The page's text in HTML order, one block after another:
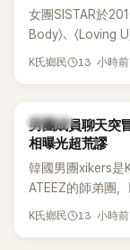
女團SISTAR於
Body〉、〈Loving
獲封「夏日女王
不僅展現兩人多
樣，也意外掀起
K氏鄉民 13 小時前
K-POP
男團成員聊天突
相曝光超荒謬
韓國男團xikers是
ATEEZ的師弟團
Hop風格聞名，
K氏鄉民 13 小時前